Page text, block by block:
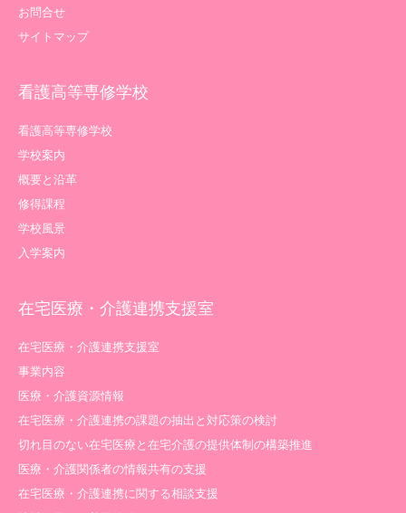
お問合せ
サイトマップ
看護高等専修学校
看護高等専修学校
学校案内
概要と沿革
修得課程
学校風景
入学案内
在宅医療・介護連携支援室
在宅医療・介護連携支援室
事業内容
医療・介護資源情報
在宅医療・介護連携の課題の抽出と対応策の検討
切れ目のない在宅医療と在宅介護の提供体制の構築推進
医療・介護関係者の情報共有の支援
在宅医療・介護連携に関する相談支援